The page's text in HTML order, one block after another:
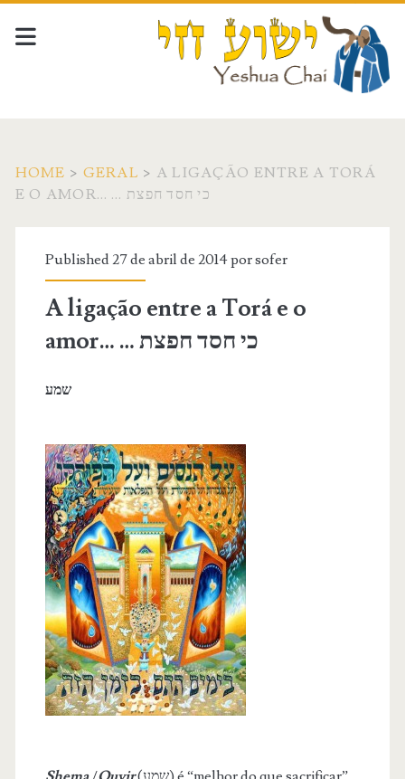
HOME > GERAL > A LIGAÇÃO ENTRE A TORÁ
E O AMOR… … כי חסד חפצת
Published 27 de abril de 2014 porsofer
A ligação entre a Torá e o
amor… … כי חסד חפצת
שמע